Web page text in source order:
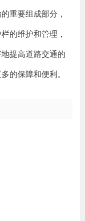
重要组成部分，
的维护和管理，
提高道路交通的
的保障和便利。